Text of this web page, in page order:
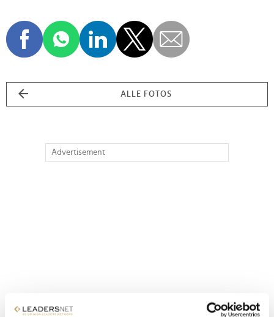
ALLE FOTOS
Advertisement